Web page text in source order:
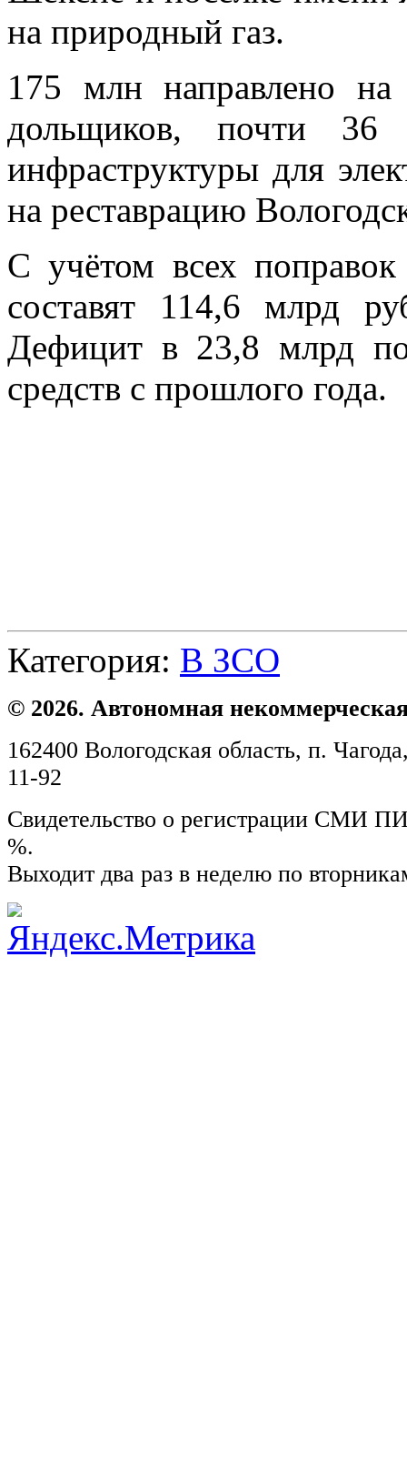
на природный газ.
175 млн направлено
дольщиков, почти 36
инфраструктуры для
на реставрацию
С учётом всех
составят 114,6 млрд
Дефицит в 23,8 млрд
средств с прошлого года.
Категория: В ЗСО
© 2026. Автономная
162400 Вологодская область, п.
11-92
Свидетельство о регистрации СМИ
%.
Выходит два раз в неделю по